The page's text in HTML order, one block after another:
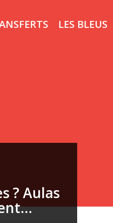
LES BLEUS
? Aulas